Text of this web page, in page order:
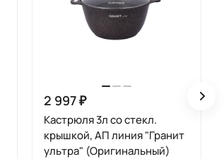
2 997 ₽
Кастрюля 3л со стекл.
крышкой, АП линия "Гранит
ультра" (Оригинальный)